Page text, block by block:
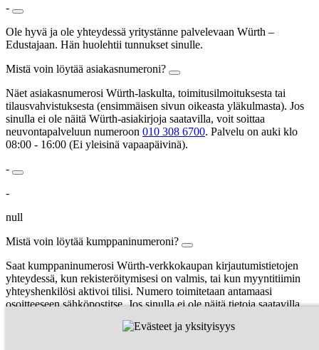
-
Ole hyvä ja ole yhteydessä yritystänne palvelevaan Würth –
Edustajaan. Hän huolehtii tunnukset sinulle.
Mistä voin löytää asiakasnumeroni?
Näet asiakasnumerosi Würth-laskulta, toimitusilmoituksesta tai
tilausvahvistuksesta (ensimmäisen sivun oikeasta yläkulmasta). Jos
sinulla ei ole näitä Würth-asiakirjoja saatavilla, voit soittaa
neuvontapalveluun numeroon 010 308 6700. Palvelu on auki klo
08:00 - 16:00 (Ei yleisinä vapaapäivinä).
-
-
null
Mistä voin löytää kumppaninumeroni?
Saat kumppaninumerosi Würth-verkkokaupan kirjautumistietojen
yhteydessä, kun rekisteröitymisesi on valmis, tai kun myyntitiimin
yhteyshenkilösi aktivoi tilisi. Numero toimitetaan antamaasi
osoitteeseen sähköpostitse. Jos sinulla ei ole näitä tietoja saatavilla,